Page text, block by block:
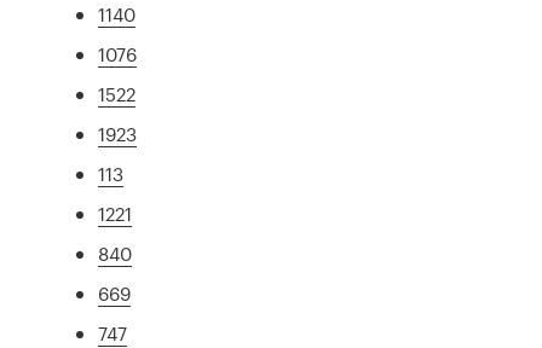
1140
1076
1522
1923
113
1221
840
669
747